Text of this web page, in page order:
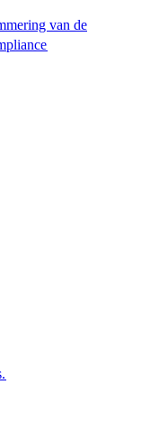
van de